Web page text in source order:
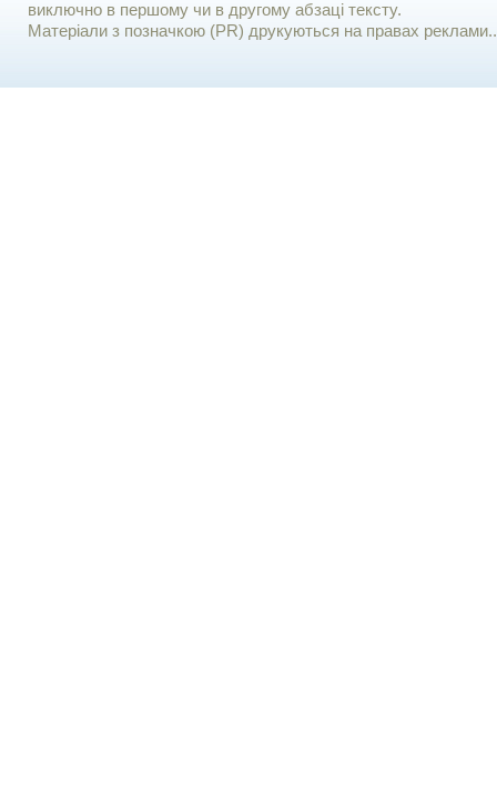
виключно в першому чи в другому абзаці тексту.
Матеріали з позначкою (PR) друкуються на правах реклами..